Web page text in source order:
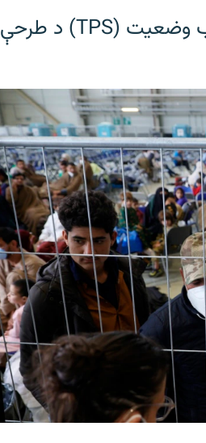
افغان ایواک د افغانانو لپاره د لنډمهالي خوندیتوب وضعیت (TPS) د طرحې